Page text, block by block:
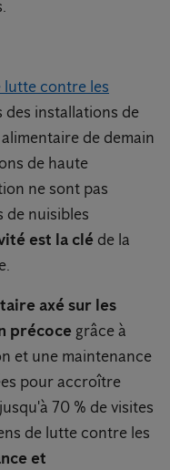
lutte contre les
des installations de
de demain
de haute
ne sont pas
de nuisibles
est la clé de la
axé sur les
précoce grâce à
et une maintenance
pour accroître
70 % de visites
de lutte contre les
et